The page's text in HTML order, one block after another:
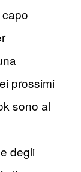
prossimi
sono al
degli